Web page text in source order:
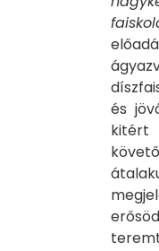
és
kitért